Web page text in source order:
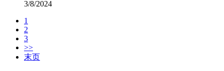
3/8/2024
1
2
3
>>
末页